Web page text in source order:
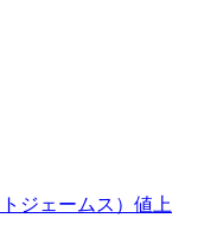
トジェームス）値上